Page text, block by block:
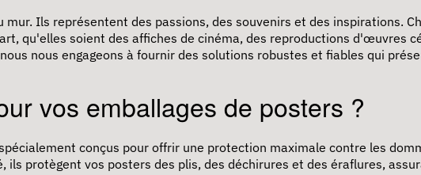
Ils représentent des passions, des souvenirs et des inspirations.
qu'elles soient des affiches de cinéma, des reproductions d'œuvres
nous engageons à fournir des solutions robustes et fiables qui
vos emballages de posters ?
conçus pour offrir une protection maximale contre les
protègent vos posters des plis, des déchirures et des éraflures,